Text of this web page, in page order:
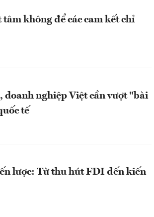
không để các cam kết chỉ
nghiệp Việt cần vượt "bài
tế
lược: Từ thu hút FDI đến kiến